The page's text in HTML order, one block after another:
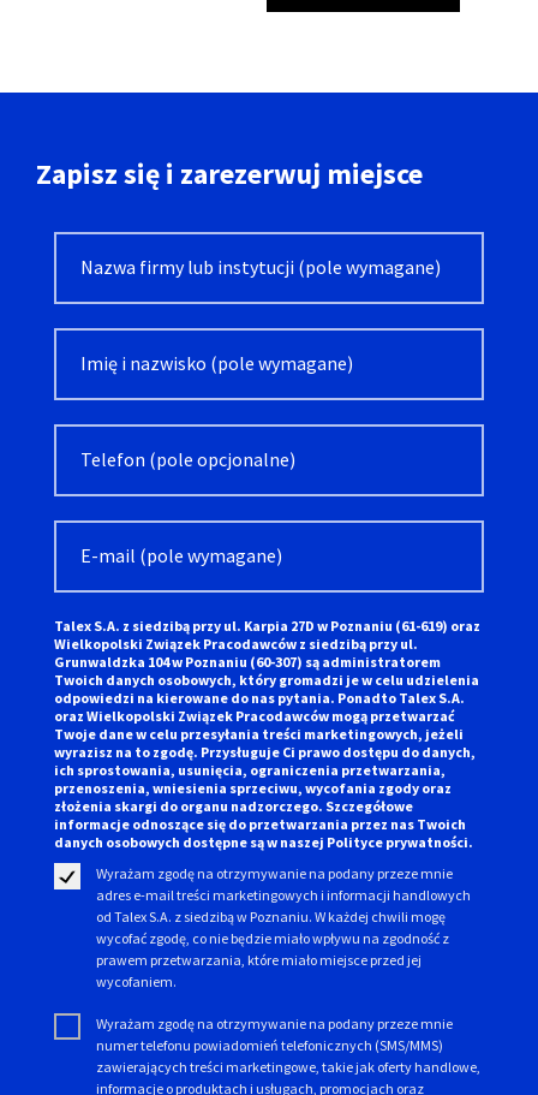
Zapisz się i zarezerwuj miejsce
Talex S.A. z siedzibą przy ul. Karpia 27D w Poznaniu (61-619) oraz
Wielkopolski Związek Pracodawców z siedzibą przy ul.
Grunwaldzka 104 w Poznaniu (60-307) są administratorem
Twoich danych osobowych, który gromadzi je w celu udzielenia
odpowiedzi na kierowane do nas pytania. Ponadto Talex S.A.
oraz Wielkopolski Związek Pracodawców mogą przetwarzać
Twoje dane w celu przesyłania treści marketingowych, jeżeli
wyrazisz na to zgodę. Przysługuje Ci prawo dostępu do danych,
ich sprostowania, usunięcia, ograniczenia przetwarzania,
przenoszenia, wniesienia sprzeciwu, wycofania zgody oraz
złożenia skargi do organu nadzorczego. Szczegółowe
informacje odnoszące się do przetwarzania przez nas Twoich
danych osobowych dostępne są w naszej Polityce prywatności.
Wyrażam zgodę na otrzymywanie na podany przeze mnie
adres e-mail treści marketingowych i informacji handlowych
od Talex S.A. z siedzibą w Poznaniu. W każdej chwili mogę
wycofać zgodę, co nie będzie miało wpływu na zgodność z
prawem przetwarzania, które miało miejsce przed jej
wycofaniem.
Wyrażam zgodę na otrzymywanie na podany przeze mnie
numer telefonu powiadomień telefonicznych (SMS/MMS)
zawierających treści marketingowe, takie jak oferty handlowe,
informacje o produktach i usługach, promocjach oraz